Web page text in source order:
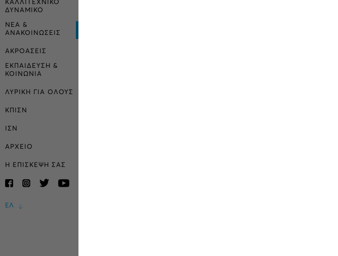
ΚΑΛΛΙΤΕΧΝΙΚΟ
ΔΥΝΑΜΙΚΟ
ΝΕΑ &
ΑΝΑΚΟΙΝΩΣΕΙΣ
ΑΚΡΟΑΣΕΙΣ
ΕΚΠΑΙΔΕΥΣΗ &
ΚΟΙΝΩΝΙΑ
ΛΥΡΙΚΗ ΓΙΑ ΟΛΟΥΣ
ΚΠΙΣΝ
ΙΣΝ
ΑΡΧΕΙΟ
Η ΕΠΙΣΚΕΨΗ ΣΑΣ
ΕΛ